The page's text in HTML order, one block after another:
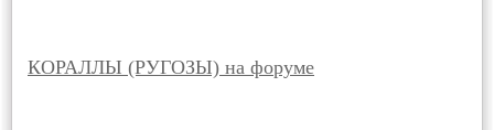
КОРАЛЛЫ (РУГОЗЫ) на форуме